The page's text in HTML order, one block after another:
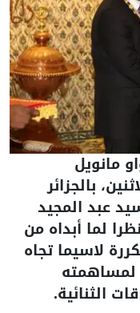
مانويل
بالجزائر
عبد المجيد
لما أبداه من
لاسيما تجاه
لمساهمته
الثنائية.